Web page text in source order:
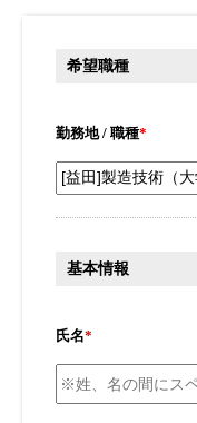
希望職種
勤務地 / 職種*
基本情報
氏名*